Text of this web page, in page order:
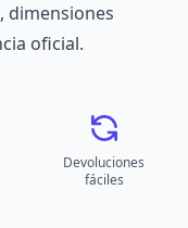
dimensiones
oficial.
Devoluciones
fáciles